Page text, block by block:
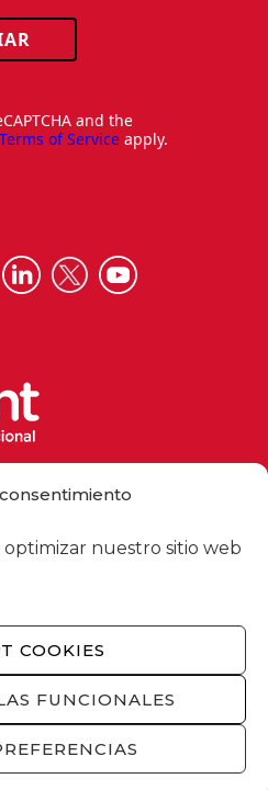
optimizar nuestro sitio web
COOKIES
FUNCIONALES
and the
Terms of Service apply.
del Treball Nacional
Política de cookies
redes sociales